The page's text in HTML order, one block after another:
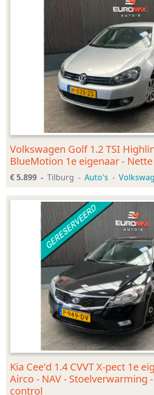
Volkswagen Golf 1.2 TSI
BlueMotion 1e eigenaar -
€ 5.899 Tilburg Auto's
Kia Cee'd 1.4 CVVT X-pect 1e
Airco - NAV - Stoelverwarming
control